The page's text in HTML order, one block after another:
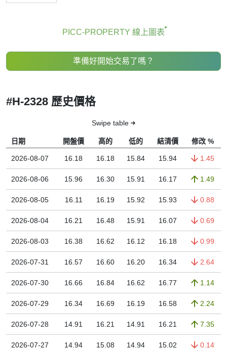
PICC-PROPERTY 線上圖表
準備好開始交易了嗎？
#H-2328 歷史價格
Swipe table
日期 開盤價 高的 低的 結清價 修改 %
2026-08-07 16.18 16.18 15.84 15.94 1.45
2026-08-06 15.96 16.30 15.91 16.17 1.49
2026-08-05 16.11 16.19 15.92 15.93 0.88
2026-08-04 16.21 16.48 15.91 16.07 0.69
2026-08-03 16.38 16.62 16.12 16.18 0.99
2026-07-31 16.57 16.60 16.20 16.34 2.64
2026-07-30 16.66 16.84 16.62 16.77 1.14
2026-07-29 16.34 16.69 16.19 16.58 2.24
2026-07-28 14.91 16.21 14.91 16.21 7.35
2026-07-27 14.94 15.08 14.94 15.02 0.14